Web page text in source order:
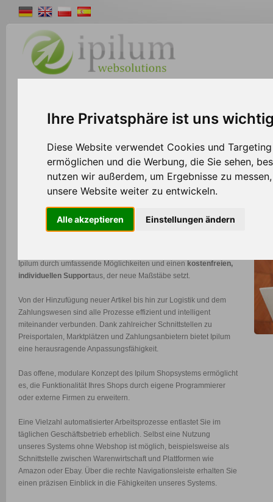
Ihre Privatsphäre ist uns
Diese Website verwendet Cookies und
ermöglichen und die Werbung, die Sie sehen,
nutzen wir außerdem, um Ergebnisse zu
unsere Website weiter zu entwickeln.
Alle akzeptieren Einstellungen ändern
>> Shopsystem
Shopsystem für E-Commerce + Re-Commerce
Das Ipilum Shopsystem bietet eine außergewöhnliche
Komplettlösung, die es Ihnen ermöglicht, sämtliche
Ipilum durch umfassende Möglichkeiten und einen kostenfreien,
individuellen Supportaus, der neue Maßstäbe setzt.
Von der Hinzufügung neuer Artikel bis hin zur Logistik und dem
Zahlungswesen sind alle Prozesse effizient und intelligent
miteinander verbunden. Dank zahlreicher Schnittstellen zu
Preisportalen, Marktplätzen und Zahlungsanbietern bietet Ipilum
eine herausragende Anpassungsfähigkeit.
Das offene, modulare Konzept des Ipilum Shopsystems ermöglicht
es, die Funktionalität Ihres Shops durch eigene Programmierer
oder externe Firmen zu erweitern.
Eine Vielzahl automatisierter Arbeitsprozesse entlastet Sie im
täglichen Geschäftsbetrieb erheblich. Selbst eine Nutzung
unseres Systems ohne Webshop ist möglich, beispielsweise als
Schnittstelle zwischen Warenwirtschaft und Plattformen wie
Amazon oder Ebay. Über die rechte Navigationsleiste erhalten Sie
einen präzisen Einblick in die Fähigkeiten unseres Systems.